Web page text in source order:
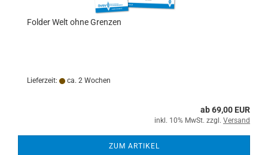
Folder Welt ohne Grenzen
Lieferzeit: ca. 2 Wochen
ab 69,00 EUR
inkl. 10% MwSt. zzgl. Versand
ZUM ARTIKEL